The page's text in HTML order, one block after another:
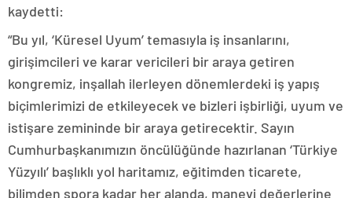
kaydetti:
“Bu yıl, ‘Küresel Uyum’ temasıyla iş insanlarını,
girişimcileri ve karar vericileri bir araya getiren
kongremiz, inşallah ilerleyen dönemlerdeki iş yapış
biçimlerimizi de etkileyecek ve bizleri işbirliği, uyum ve
istişare zemininde bir araya getirecektir. Sayın
Cumhurbaşkanımızın öncülüğünde hazırlanan ‘Türkiye
Yüzyılı’ başlıklı yol haritamız, eğitimden ticarete,
bilimden spora kadar her alanda, manevi değerlerine